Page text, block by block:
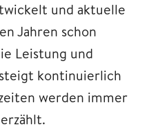
und aktuelle
Jahren schon
Leistung und
kontinuierlich
werden immer